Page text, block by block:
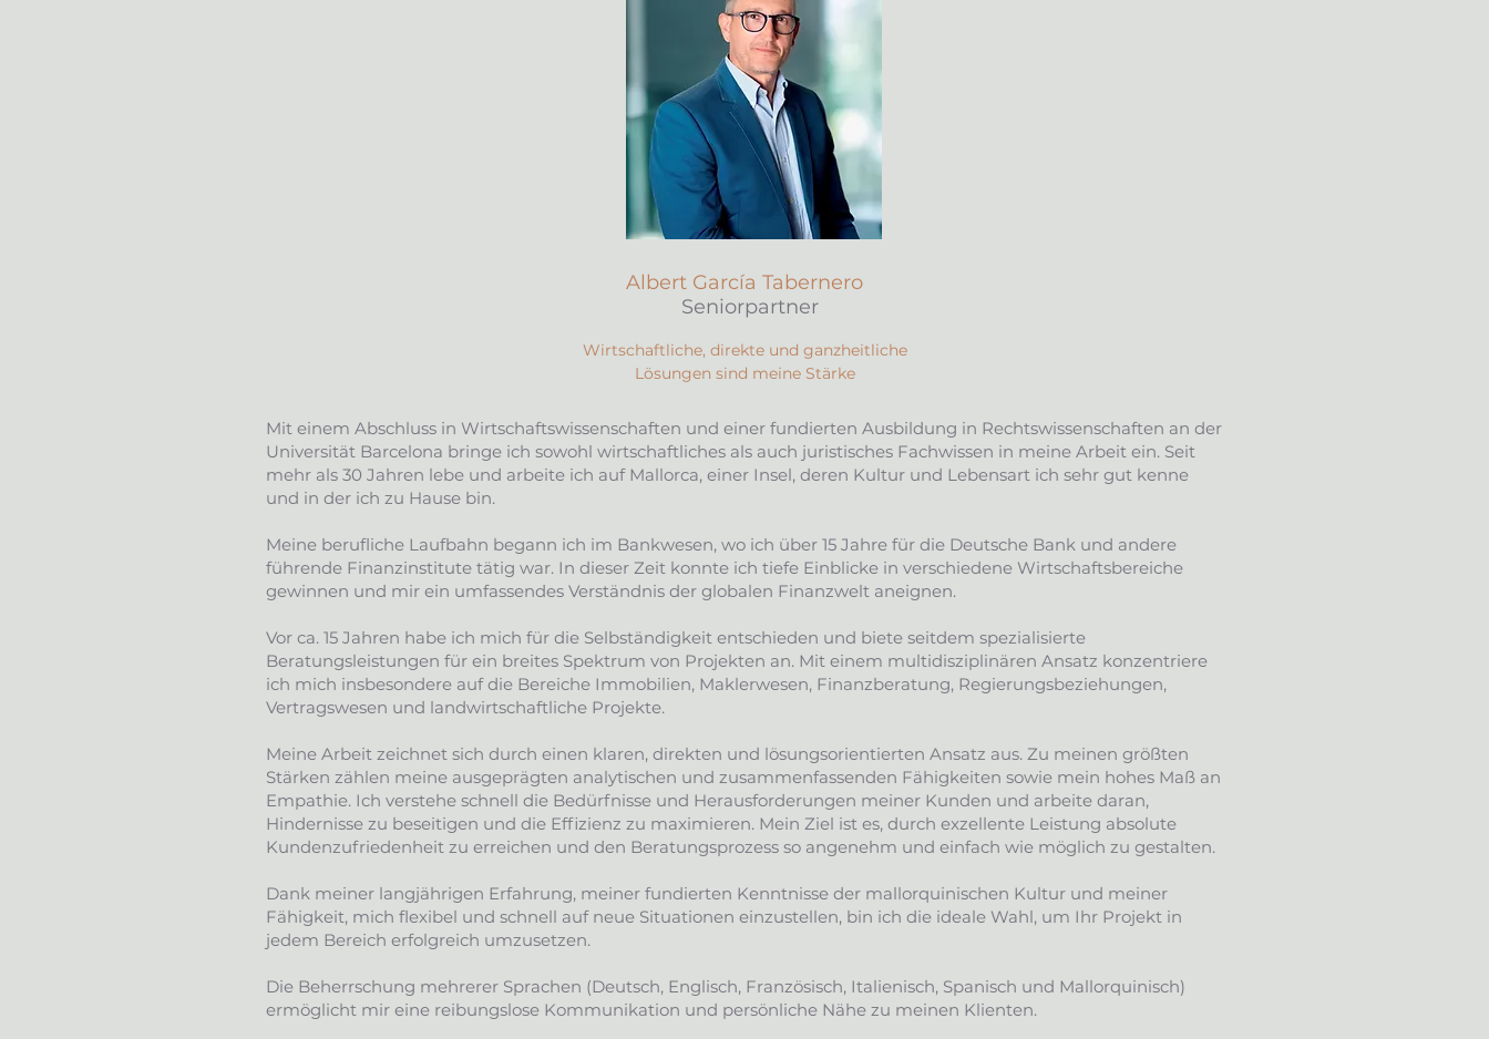
Albert García Tabernero
Seniorpartner
Wirtschaftliche, direkte und ganzheitliche
Lösungen sind meine Stärke
Mit einem Abschluss in Wirtschaftswissenschaften und einer fundierten Ausbildung in Rechtswissenschaften an der
Universität Barcelona bringe ich sowohl wirtschaftliches als auch juristisches Fachwissen in meine Arbeit ein. Seit
mehr als 30 Jahren lebe und arbeite ich auf Mallorca, einer Insel, deren Kultur und Lebensart ich sehr gut kenne
und in der ich zu Hause bin.
Meine berufliche Laufbahn begann ich im Bankwesen, wo ich über 15 Jahre für die Deutsche Bank und andere
führende Finanzinstitute tätig war. In dieser Zeit konnte ich tiefe Einblicke in verschiedene Wirtschaftsbereiche
gewinnen und mir ein umfassendes Verständnis der globalen Finanzwelt aneignen.
Vor ca. 15 Jahren habe ich mich für die Selbständigkeit entschieden und biete seitdem spezialisierte
Beratungsleistungen für ein breites Spektrum von Projekten an. Mit einem multidisziplinären Ansatz konzentriere
ich mich insbesondere auf die Bereiche Immobilien, Maklerwesen, Finanzberatung, Regierungsbeziehungen,
Vertragswesen und landwirtschaftliche Projekte.
Meine Arbeit zeichnet sich durch einen klaren, direkten und lösungsorientierten Ansatz aus. Zu meinen größten
Stärken zählen meine ausgeprägten analytischen und zusammenfassenden Fähigkeiten sowie mein hohes Maß an
Empathie. Ich verstehe schnell die Bedürfnisse und Herausforderungen meiner Kunden und arbeite daran,
Hindernisse zu beseitigen und die Effizienz zu maximieren. Mein Ziel ist es, durch exzellente Leistung absolute
Kundenzufriedenheit zu erreichen und den Beratungsprozess so angenehm und einfach wie möglich zu gestalten.
Dank meiner langjährigen Erfahrung, meiner fundierten Kenntnisse der mallorquinischen Kultur und meiner
Fähigkeit, mich flexibel und schnell auf neue Situationen einzustellen, bin ich die ideale Wahl, um Ihr Projekt in
jedem Bereich erfolgreich umzusetzen.
Die Beherrschung mehrerer Sprachen (Deutsch, Englisch, Französisch, Italienisch, Spanisch und Mallorquinisch)
ermöglicht mir eine reibungslose Kommunikation und persönliche Nähe zu meinen Klienten.